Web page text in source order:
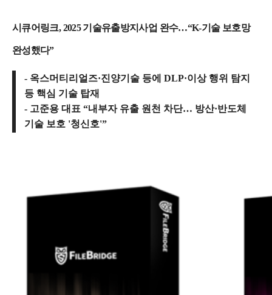
시큐어링크, 2025 기술유출방지사업 완수…“K-기술 보호망
완성했다”
- 옥스머티리얼즈·진양기술 등에 DLP·이상 행위 탐지
등 핵심 기술 탑재
- 고준용 대표 “내부자 유출 원천 차단… 방산·반도체
기술 보호 '청신호'”